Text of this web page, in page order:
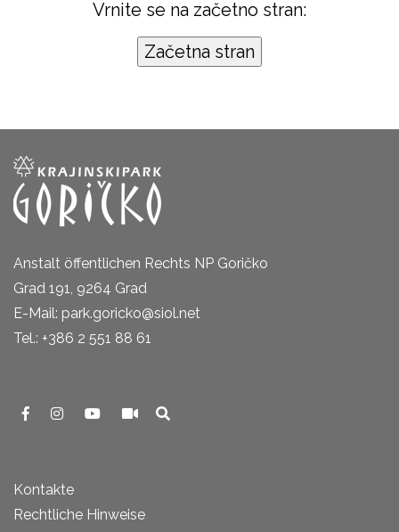
Vrnite se na začetno stran:
Anstalt öffentlichen Rechts NP Goričko
Grad 191, 9264 Grad
E-Mail: park.goricko@siol.net
Tel.: +386 2 551 88 61
Kontakte
Rechtliche Hinweise